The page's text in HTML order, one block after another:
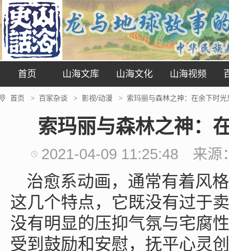
首页 山海文库 山海文化 山海视频
首页 > 百家杂谈 > 影视/动漫 > 索玛丽与森林之神：在余下时
索玛丽与森林之神：
2021-04-09 11:25:48 来源
治愈系动画，通常有着风
这几个特点，它既没有过于
没有明显的压抑气氛与宅腐
受到鼓励和安慰，抚平心灵